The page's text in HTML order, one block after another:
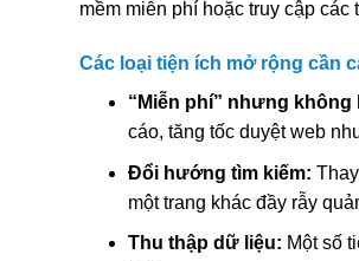
mềm miễn phí hoặc truy cập các
Các loại tiện ích mở rộng cần
“Miễn phí” nhưng không
cáo, tăng tốc duyệt web
Đổi hướng tìm kiếm:
một trang khác đầy rẫy
Thu thập dữ liệu: Một số